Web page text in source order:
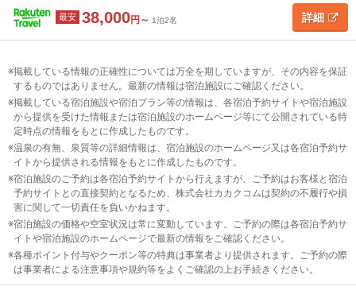
三輪
原・
飛
鳥・
葛城
吉野
山・
五条
十津
川・
洞
最安 38,000円～ 1泊2名 詳細
掲載している情報の正確性については万全を期していますが、その内容を保証
するものではありません。最新の情報は宿泊施設にご確認ください。
掲載している宿泊施設や宿泊プラン等の情報は、各宿泊予約サイトや宿泊施設
から提供を受けた情報または宿泊施設のホームページ等にて公開されている特
定時点の情報をもとに作成したものです。
温泉の有無、泉質等の詳細情報は、宿泊施設のホームページ又は各宿泊予約サ
イトから提供される情報をもとに作成したものです。
宿泊施設のご予約は各宿泊予約サイトから行えますが、ご予約はお客様と宿泊
予約サイトとの直接契約となるため、株式会社カカクコムは契約の不履行や損
害に関して一切責任を負いかねます。
宿泊施設の価格や空室状況は常に変動しています。ご予約の際は各宿泊予約サ
イトや宿泊施設のホームページで最新の情報をご確認ください。
各種ポイント付与やクーポン等の特典は事業者より提供されます。ご予約の際
は事業者による注意事項や規約等をよくご確認の上お手続きください。